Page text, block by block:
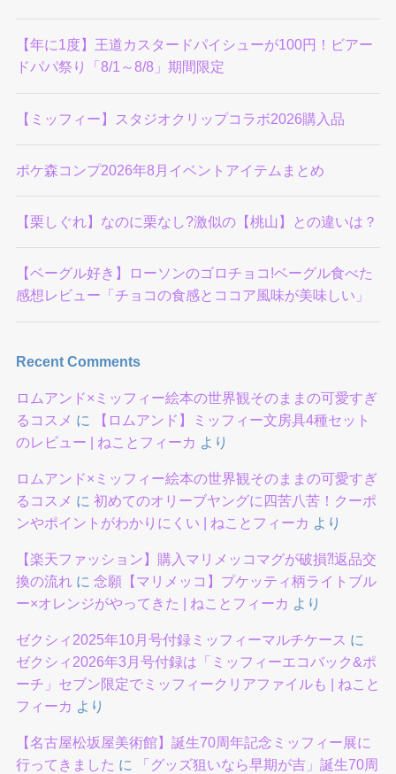
【年に1度】王道カスタードパイシューが100円！ビアー
ドパパ祭り「8/1～8/8」期間限定
【ミッフィー】スタジオクリップコラボ2026購入品
ポケ森コンプ2026年8月イベントアイテムまとめ
【栗しぐれ】なのに栗なし?激似の【桃山】との違いは？
【ベーグル好き】ローソンのゴロチョコ!ベーグル食べた
感想レビュー「チョコの食感とココア風味が美味しい」
Recent Comments
ロムアンド×ミッフィー絵本の世界観そのままの可愛すぎ
るコスメ に
【ロムアンド】ミッフィー文房具4種セット
のレビュー | ねことフィーカ より
ロムアンド×ミッフィー絵本の世界観そのままの可愛すぎ
るコスメ に 初めてのオリーブヤングに四苦八苦！クーポ
ンやポイントがわかりにくい | ねことフィーカ より
【楽天ファッション】購入マリメッコマグが破損⁈返品交
換の流れに 念願【マリメッコ】プケッティ柄ライトブル
ー×オレンジがやってきた | ねことフィーカ より
ゼクシィ2025年10月号付録ミッフィーマルチケース に
ゼクシィ2026年3月号付録は「ミッフィーエコバック&ポ
ーチ」セブン限定でミッフィークリアファイルも | ねこと
フィーカ より
【名古屋松坂屋美術館】誕生70周年記念ミッフィー展に
行ってきました に
「グッズ狙いなら早期が吉」誕生70周